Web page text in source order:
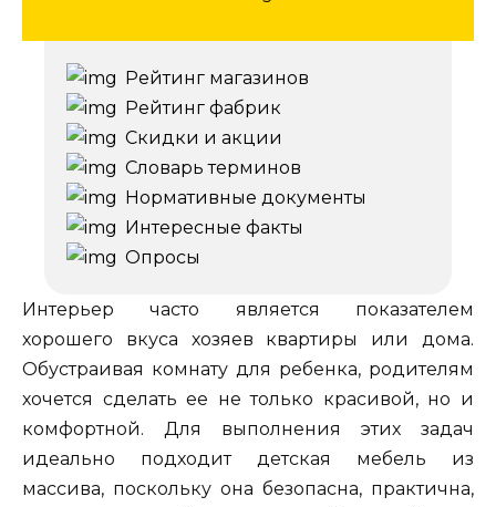
Рейтинг магазинов
Рейтинг фабрик
Скидки и акции
Словарь терминов
Нормативные документы
Интересные факты
Опросы
Интерьер часто является показателем
хорошего вкуса хозяев квартиры или дома.
Обустраивая комнату для ребенка, родителям
хочется сделать ее не только красивой, но и
комфортной. Для выполнения этих задач
идеально подходит детская мебель из
массива, поскольку она безопасна, практична,